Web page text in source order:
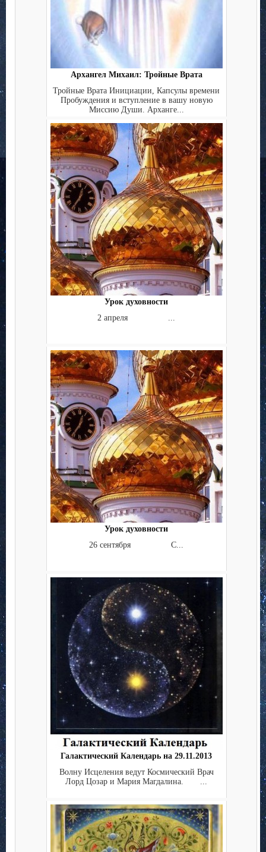
Архангел Михаил: Тройные Врата
Тройные Врата Инициации, Капсулы времени
Пробуждения и вступление в вашу новую
Миссию Души. Арханге...
Урок духовности
2 апреля ...
Урок духовности
26 сентября С...
Галактический Календарь на 29.11.2013
Волну Исцеления ведут Космический Врач
Лорд Цозар и Мария Магдалина. ...